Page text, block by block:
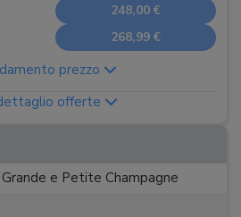
248,00 €
268,99 €
prezzo
offerte
Grande e Petite Champagne